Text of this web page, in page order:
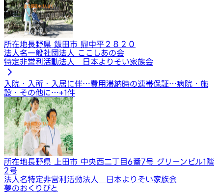
所在地長野県 飯田市 鼎中平２８２０
法人名一般社団法人 ここしあの会
特定非営利活動法人 日本よりそい家族会
入院・入所・入居に伴…費用滞納時の連帯保証…病院・施
設・その他に…+1件
所在地長野県 上田市 中央西二丁目6番7号 グリーンビル1階
2号
法人名特定非営利活動法人 日本よりそい家族会
夢のおくりびと